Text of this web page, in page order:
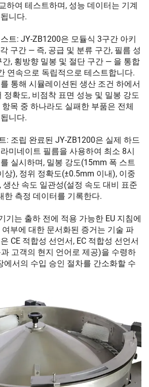
하여 테스트하며, 성능 데이터는 기계
니다.
트: JY-ZB1200은 모듈식 3구간 아키
구간 — 즉, 공급 및 분류 구간, 필름 성
, 횡방향 밀봉 및 절단 구간 — 을 통합
연속으로 독립적으로 테스트합니다.
통해 시뮬레이션된 생산 조건 하에서
정확도, 비점착 표면 성능 및 밀봉 강도
목 중 하나라도 실패한 부품은 전체
니다.
: 조립 완료된 JY-ZB1200은 실제 하드
미네이트 필름을 사용하여 최소 8시
실시하며, 밀봉 강도(15mm 폭 스트
상), 정위 정확도(±0.5mm 이내), 이중
생산 속도 일관성(설정 속도 대비 표준
한 측정 데이터를 기록한다.
기는 출하 전에 적용 가능한 EU 지침에
부에 대한 문서화된 증거는 기술 파
CE 적합성 선언서, EC 적합성 선언서
고객의 현지 언어로 제공)을 수령하
에서의 수입 승인 절차를 간소화할 수